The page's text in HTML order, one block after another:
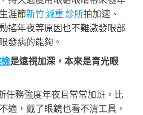
涯節新竹 減重 診所拍加速、
搖年夜等原因也不難激發眼部
發病的能夠。
是遠視加深，本來是青光眼
任務強度年夜且常常加班，比
適，戴了眼鏡也看不清工具，